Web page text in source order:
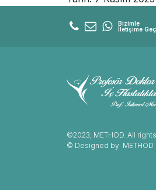
Bizimle
İletişime
©2023, METHOD. All
© Designed by METHOD